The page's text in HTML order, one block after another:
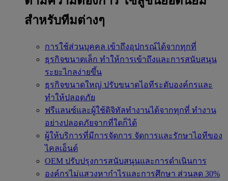
สำหรับทีมต่างๆ
การใช้ส่วนบุคคล เข้าถึงอุปกรณ์ได้จากทุกที่
ธุรกิจขนาดเล็ก ทำให้การเข้าถึงและการสนับสนุน
ระยะไกลง่ายขึ้น
ธุรกิจขนาดใหญ่ ปรับขนาดไอทีระดับองค์กรและ
ทำให้ปลอดภัย
ฟรีแลนซ์และผู้ใช้ดิจิทัลทำงานได้จากทุกที่ ทำงาน
อย่างปลอดภัยจากที่ใดก็ได้
ผู้ให้บริการที่มีการจัดการ จัดการและรักษาไอทีของ
ไคลเอ็นต์
OEM ปรับปรุงการสนับสนุนและการดำเนินการ
องค์กรไม่แสวงหากำไรและการศึกษา ส่วนลด 30%